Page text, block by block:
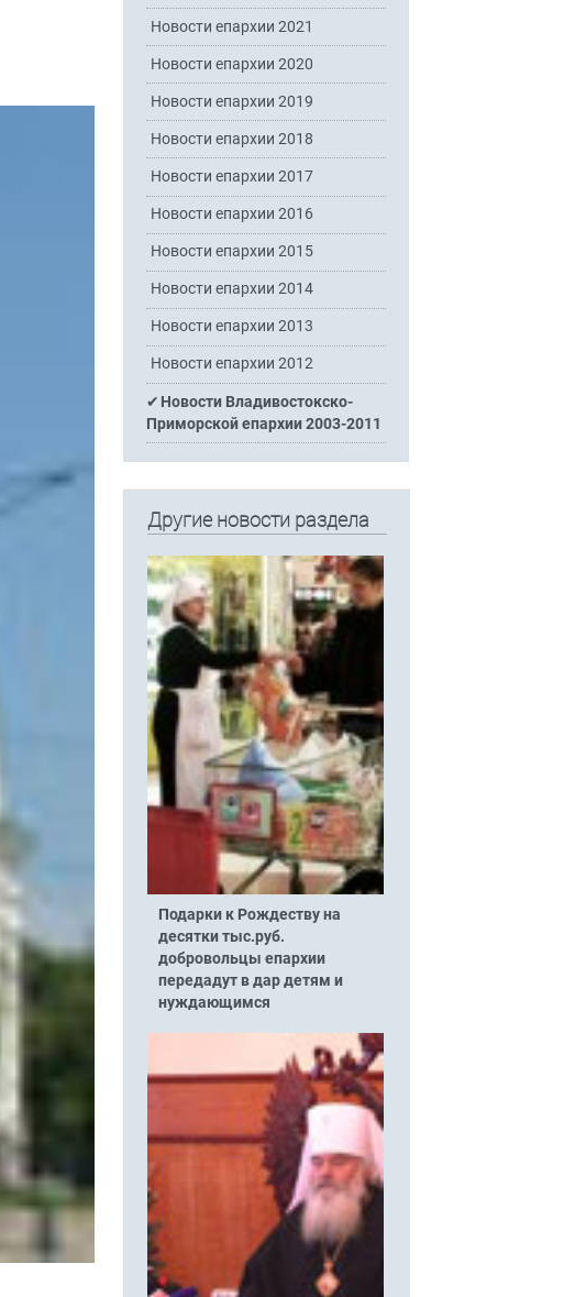
Новости епархии 2021
Новости епархии 2020
Новости епархии 2019
Новости епархии 2018
Новости епархии 2017
Новости епархии 2016
Новости епархии 2015
Новости епархии 2014
Новости епархии 2013
Новости епархии 2012
Новости Владивостокско-
Приморской епархии 2003-2011
Другие новости раздела
Подарки к Рождеству на
десятки тыс.руб.
добровольцы епархии
передадут в дар детям и
нуждающимся